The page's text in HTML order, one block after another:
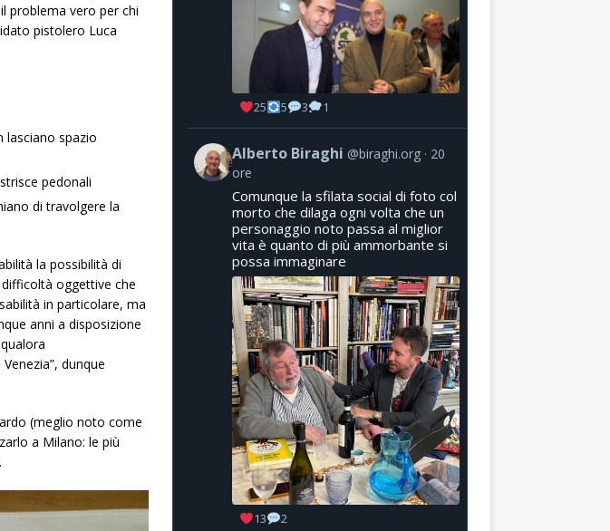
problema vero per chi
pistolero Luca
lasciano spazio
pedonali
di travolgere la
la possibilità di
oggettive che
in particolare, ma
anni a disposizione
dunque
(meglio noto come
a Milano: le più
25 5 3 1
Alberto Biraghi @biraghi.org
20
ore
Comunque la sfilata social di foto col
morto che dilaga ogni volta che un
personaggio noto passa al miglior
vita è quanto di più ammorbante si
possa immaginare
13 2